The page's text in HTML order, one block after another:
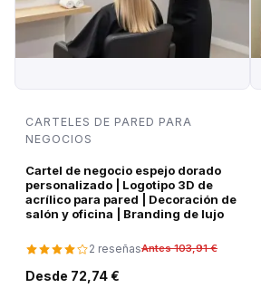
CARTELES DE PARED PARA
NEGOCIOS
Cartel de negocio espejo dorado
personalizado | Logotipo 3D de
acrílico para pared | Decoración de
salón y oficina | Branding de lujo
2 reseñasAntes 103,91 €
Desde 72,74 €